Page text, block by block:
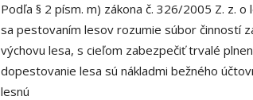
Podľa § 2 písm. m) zákona č. 326/2005 Z. z.
sa pestovaním lesov rozumie súbor činností
výchovu lesa, s cieľom zabezpečiť trvalé
dopestovanie lesa sú nákladmi bežného
lesnú